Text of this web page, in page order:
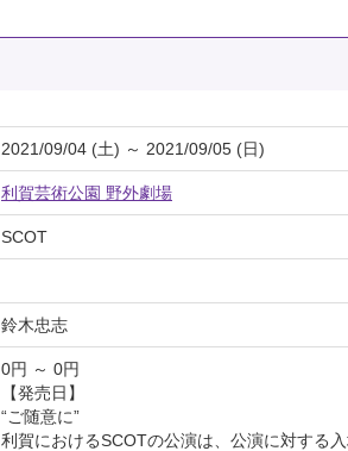
2021/09/04 (土) ～ 2021/09/05 (日)
利賀芸術公園 野外劇場
SCOT
鈴木忠志
0円 ～ 0円
【発売日】
“ご随意に”
利賀におけるSCOTの公演は、公演に対する